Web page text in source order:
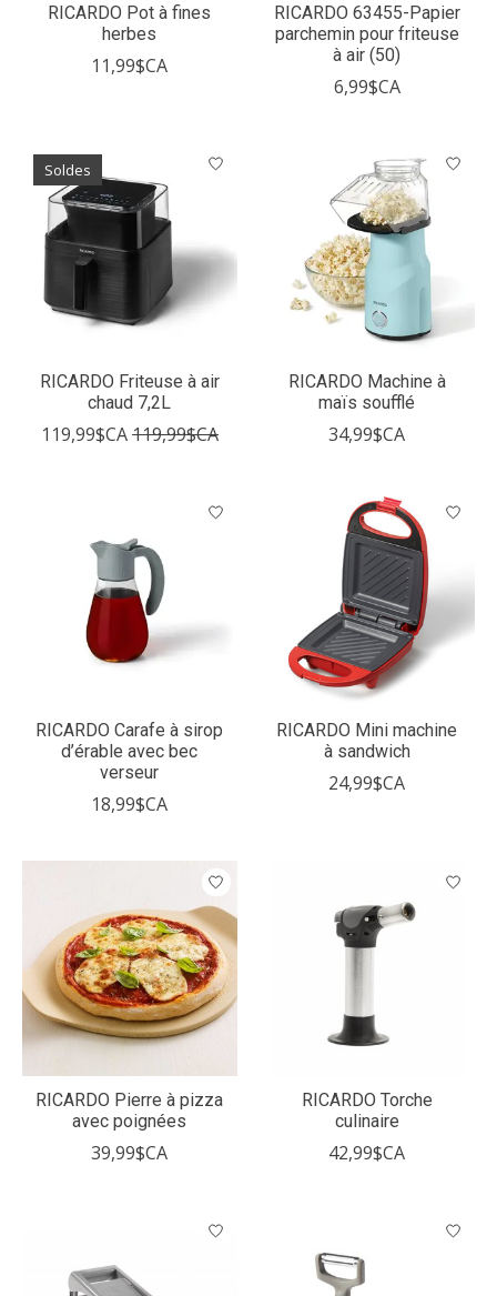
RICARDO Pot à fines
herbes
11,99$CA
RICARDO 63455-Papier
parchemin pour friteuse
à air (50)
6,99$CA
Soldes
RICARDO Friteuse à air
chaud 7,2L
119,99$CA119,99$CA
RICARDO Machine à
maïs soufflé
34,99$CA
RICARDO Carafe à sirop
d’érable avec bec
verseur
18,99$CA
RICARDO Mini machine
à sandwich
24,99$CA
RICARDO Pierre à pizza
avec poignées
39,99$CA
RICARDO Torche
culinaire
42,99$CA